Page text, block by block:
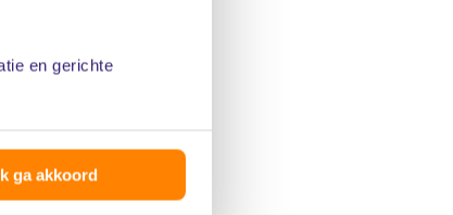
en gerichte
ga akkoord